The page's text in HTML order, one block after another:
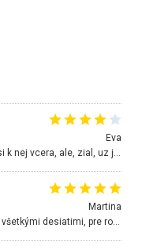
Eva
Hojdacka v Krpelanoch uz nie je, vysli sme si k nej vcera, ale, zial, uz je znicena. Ak sem planujete cestu len kvoli hojdacke, mozete si ju usetrit. Krasny vyhlad je tu vsak aj bez hojdacky :-)
Martina
Nádherné miesto ktoré odporúčam navštíviť všetkými desiatimi, pre rodiny s deťmi, dôchodcom... Proste a jednoducho ozaj rozprávkový les.. určite ešte prídeme. Odniesli sme si na pamiatku krásne tričká,